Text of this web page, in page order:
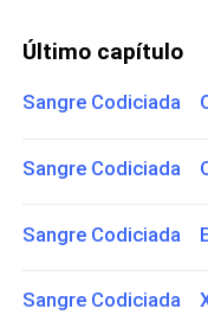
Último capítulo
Sangre Codiciada
Sangre Codiciada
Sangre Codiciada
Sangre Codiciada